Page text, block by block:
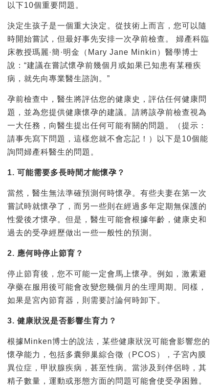
以下10個重要問題。
決定生孩子是一個重大決定。從技術上而言，您可以隨
時開始嘗試，但最好事先安排一次孕前檢查。 婦產科臨
床教授瑪麗·簡·明金（Mary Jane Minkin）醫學博士
說：“建議在嘗試懷孕前幾個月或如果已知患有某種疾
病，就先向專業醫生諮詢。”
孕前檢查中，醫生將評估您的健康史，評估任何健康問
題，並為您提供健康懷孕的建議。請將該孕前檢查視為
一大任務，向醫生提出任何可能有關的問題。（提示：
請事先寫下問題，這樣您就不會忘記！）以下是10個能
詢問婦產科醫生的問題。
1. 可能需要多長時間才能懷孕？
當然，醫生無法準確預測何時懷孕。有些夫妻在第一次
嘗試時就懷孕了，而另一些則在經過多年定期無保護的
性愛後才懷孕。但是，醫生可能會根據年齡，健康史和
過去的受孕經歷做出一些一般性的預測。
2. 應何時停止節育？
停止節育後，您不可能一定會馬上懷孕。例如，激素避
孕藥在服用後可能會改變您幾個月的生理周期。同樣，
如果是宮內節育器，則需要討論何時卸下。
3. 健康狀況是否影響生育力？
根據Minken博士的說法，某些健康狀況可能會影響您的
懷孕能力，包括多囊卵巢綜合徵（PCOS），子宮內膜
異位症，甲狀腺疾病，甚至性病。當涉及到伴侶時，其
精子數量，運動或形態方面的問題可能會使受孕困難。